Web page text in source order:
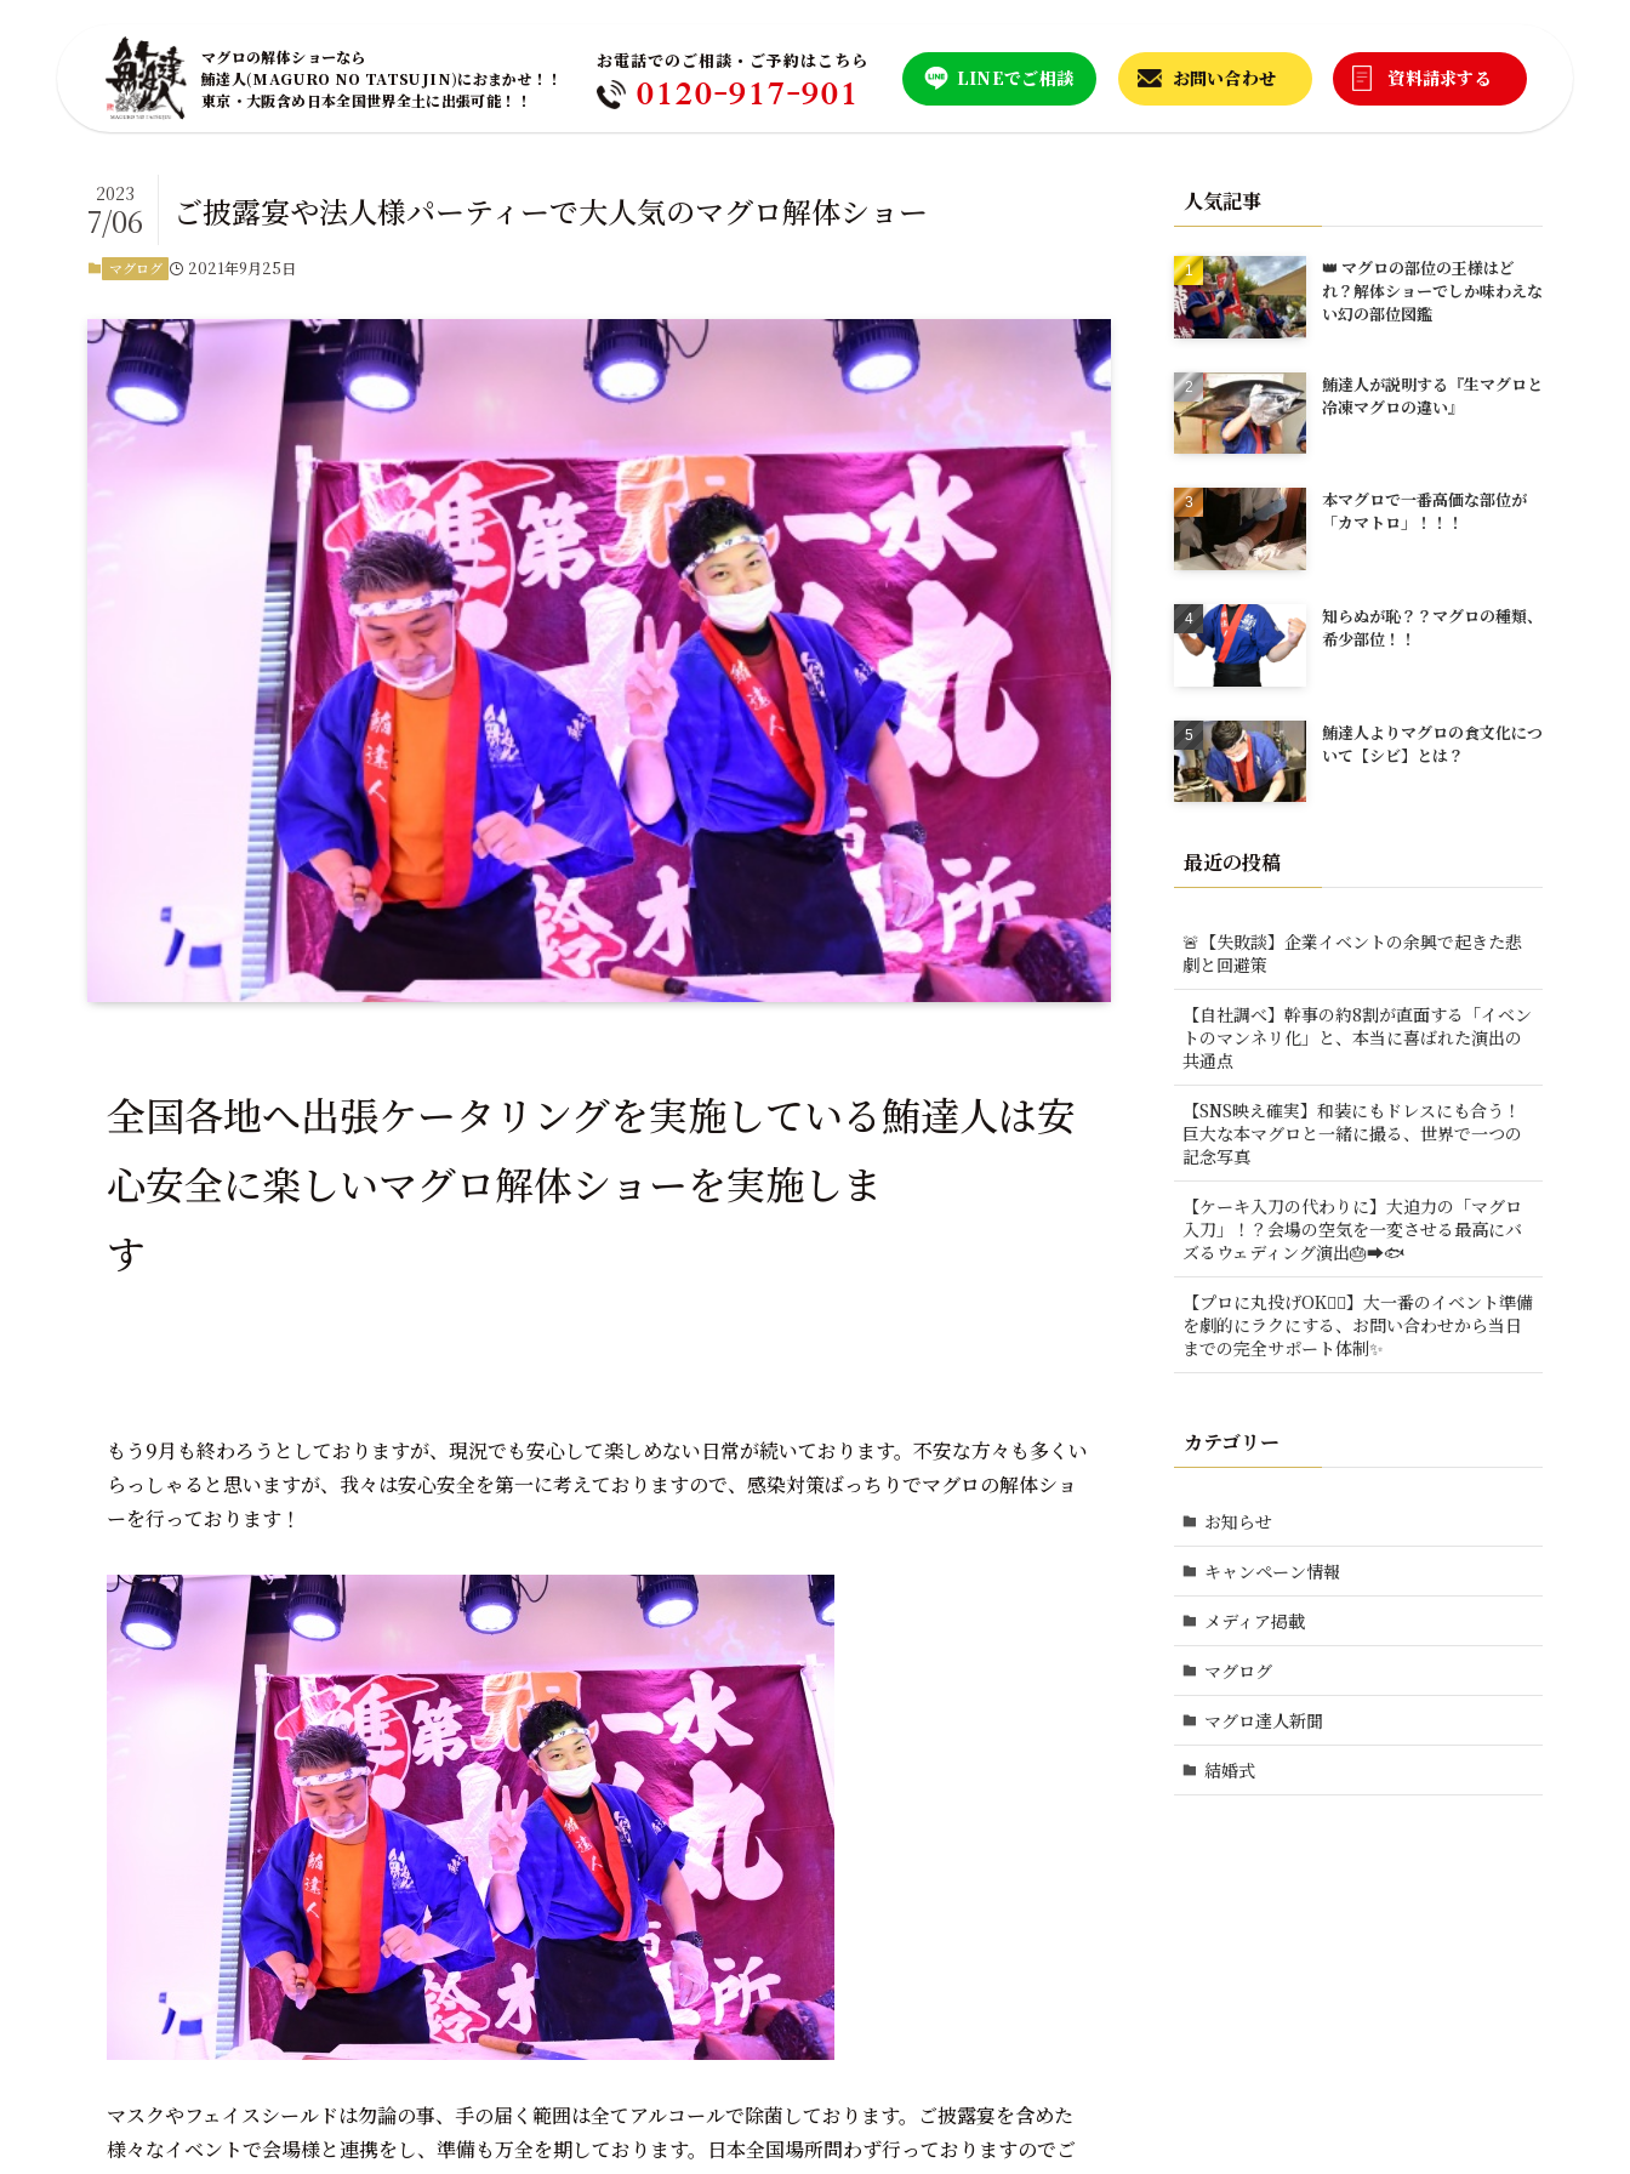
マグロの解体ショーなら
鮪達人(MAGURO NO TATSUJIN)におまかせ！！
東京・大阪含め日本全国世界全土に出張可能！！
お電話でのご相談・ご予約はこちら
0120-917-901 LINEでご相談 お問い合わせ 資料請求する
ご披露宴や法人様パーティーで大人気のマグロ解体ショー
2023
7/06
マグログ 2021年9月25日
全国各地へ出張ケータリングを実施している鮪達人は安
心安全に楽しいマグロ解体ショーを実施しま
す
もう9月も終わろうとしておりますが、現況でも安心して楽しめない日常が続いております。不安な方々も多くい
らっしゃると思いますが、我々は安心安全を第一に考えておりますので、感染対策ばっちりでマグロの解体ショ
ーを行っております！
マスクやフェイスシールドは勿論の事、手の届く範囲は全てアルコールで除菌しております。ご披露宴を含めた
様々なイベントで会場様と連携をし、準備も万全を期しております。日本全国場所問わず行っておりますのでご
人気記事
👑 マグロの部位の王様はど
れ？解体ショーでしか味わえな
い幻の部位図鑑
鮪達人が説明する『生マグロと
冷凍マグロの違い』
本マグロで一番高価な部位が
「カマトロ」！！！
知らぬが恥？？マグロの種類、
希少部位！！
鮪達人よりマグロの食文化につ
いて【シビ】とは？
最近の投稿
🚨【失敗談】企業イベントの余興で起きた悲
劇と回避策
【自社調べ】幹事の約8割が直面する「イベン
トのマンネリ化」と、本当に喜ばれた演出の
共通点
【SNS映え確実】和装にもドレスにも合う！
巨大な本マグロと一緒に撮る、世界で一つの
記念写真
【ケーキ入刀の代わりに】大迫力の「マグロ
入刀」！？会場の空気を一変させる最高にバ
ズるウェディング演出🎂➡️🐟
【プロに丸投げOK🙆‍♂️】大一番のイベント準備
を劇的にラクにする、お問い合わせから当日
までの完全サポート体制✨
カテゴリー
お知らせ
キャンペーン情報
メディア掲載
マグログ
マグロ達人新聞
結婚式